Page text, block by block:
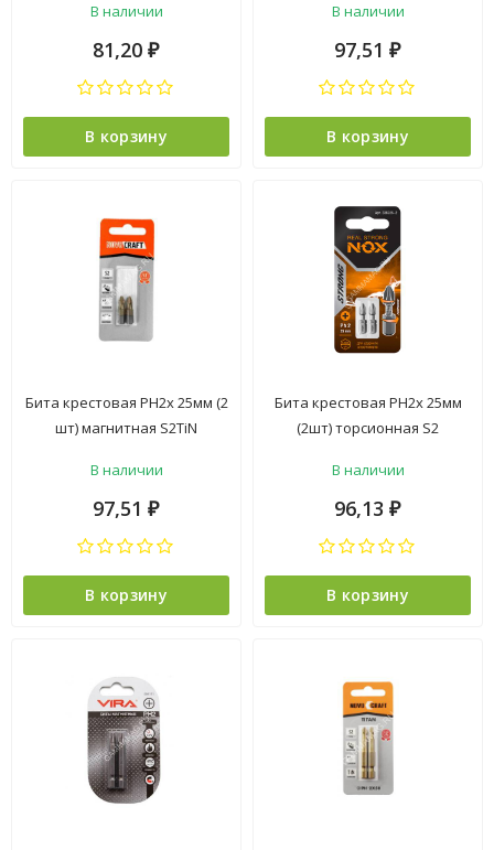
(336003) Corebit NOX *1/100
В наличии
81,20 ₽
В корзину
0252G) NovoCRAFT *1/25
В наличии
97,51 ₽
В корзину
Бита крестовая PH2х 25мм (2
шт) магнитная S2TiN
0252TG) TITAN NovoCRAFT
*1/25
В наличии
97,51 ₽
В корзину
Бита крестовая PH2х 25мм
(2шт) торсионная S2
арт.336225-2 NOX *10/50/100
В наличии
96,13 ₽
В корзину